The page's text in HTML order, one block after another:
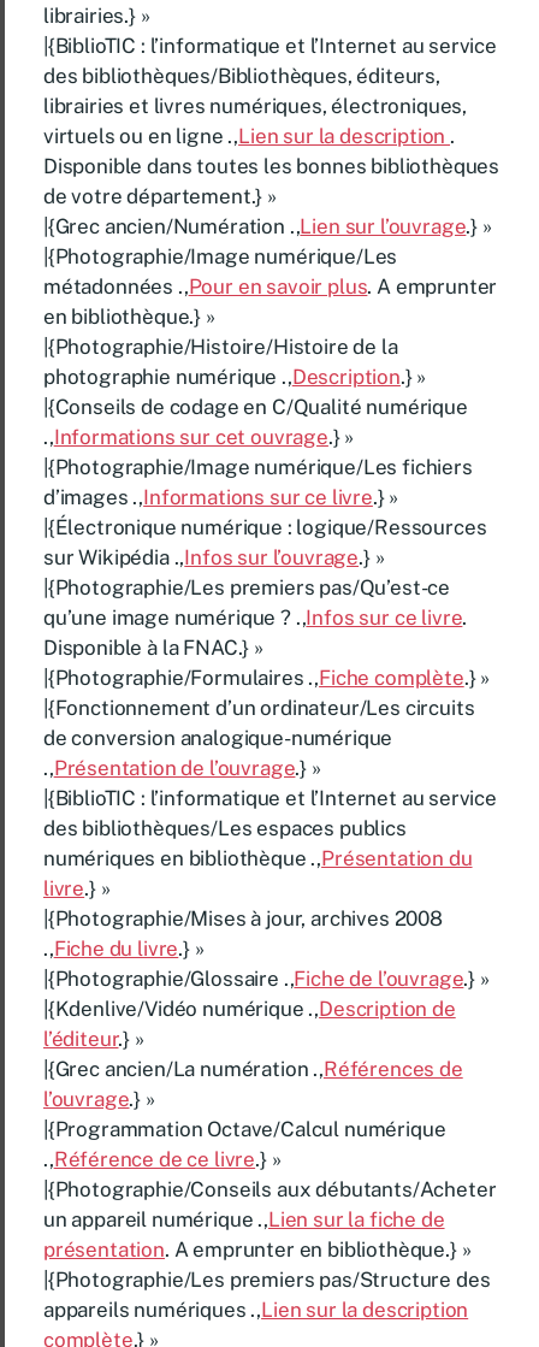
librairies.} »
|{BiblioTIC : l’informatique et l’Internet au service
des bibliothèques/Bibliothèques, éditeurs,
librairies et livres numériques, électroniques,
virtuels ou en ligne .,Lien sur la description .
Disponible dans toutes les bonnes bibliothèques
de votre département.} »
|{Grec ancien/Numération .,Lien sur l’ouvrage.} »
|{Photographie/Image numérique/Les
métadonnées .,Pour en savoir plus. A emprunter
en bibliothèque.} »
|{Photographie/Histoire/Histoire de la
photographie numérique .,Description.} »
|{Conseils de codage en C/Qualité numérique
.,Informations sur cet ouvrage.} »
|{Photographie/Image numérique/Les fichiers
d’images .,Informations sur ce livre.} »
|{Électronique numérique : logique/Ressources
sur Wikipédia .,Infos sur l’ouvrage.} »
|{Photographie/Les premiers pas/Qu’est-ce
qu’une image numérique ? .,Infos sur ce livre.
Disponible à la FNAC.} »
|{Photographie/Formulaires .,Fiche complète.} »
|{Fonctionnement d’un ordinateur/Les circuits
de conversion analogique-numérique
.,Présentation de l’ouvrage.} »
|{BiblioTIC : l’informatique et l’Internet au service
des bibliothèques/Les espaces publics
numériques en bibliothèque .,Présentation du
livre.} »
|{Photographie/Mises à jour, archives 2008
.,Fiche du livre.} »
|{Photographie/Glossaire .,Fiche de l’ouvrage.} »
|{Kdenlive/Vidéo numérique .,Description de
l’éditeur.} »
|{Grec ancien/La numération .,Références de
l’ouvrage.} »
|{Programmation Octave/Calcul numérique
.,Référence de ce livre.} »
|{Photographie/Conseils aux débutants/Acheter
un appareil numérique .,Lien sur la fiche de
présentation. A emprunter en bibliothèque.} »
|{Photographie/Les premiers pas/Structure des
appareils numériques .,Lien sur la description
complète.} »